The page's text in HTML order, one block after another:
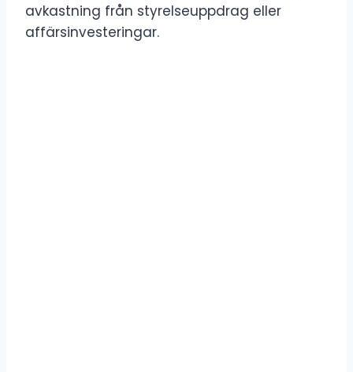
avkastning från styrelseuppdrag eller
affärsinvesteringar.